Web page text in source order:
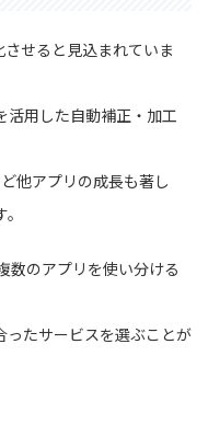
せると見込まれていま
活用した自動補正・加工
他アプリの成長も著し
のアプリを使い分ける
ったサービスを選ぶことが